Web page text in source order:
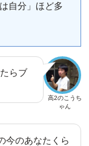
自分」ほど多
高2のこうち
ゃん
らブ
今のあなたくら